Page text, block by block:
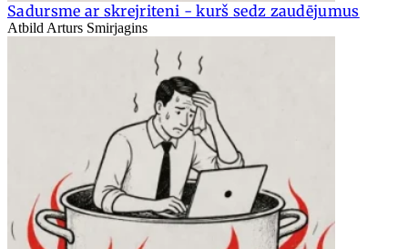
Sadursme ar skrejriteni - kurš sedz zaudējumus
Atbild Arturs Smirjagins